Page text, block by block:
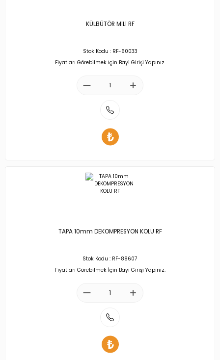
KÜLBÜTÖR MİLİ RF
Stok Kodu : RF-60033
Fiyatları Görebilmek İçin Bayi Girişi Yapınız.
TAPA 10mm DEKOMPRESYON KOLU RF
Stok Kodu : RF-88607
Fiyatları Görebilmek İçin Bayi Girişi Yapınız.